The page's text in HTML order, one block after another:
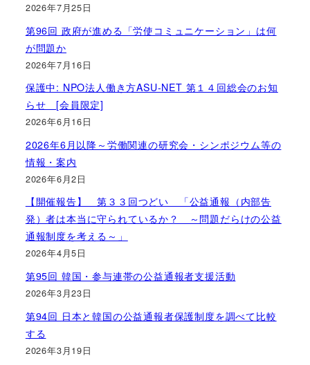
2026年7月25日
第96回 政府が進める「労使コミュニケーション」は何
が問題か
2026年7月16日
保護中: NPO法人働き方ASU-NET 第１４回総会のお知
らせ [会員限定]
2026年6月16日
2026年6月以降～労働関連の研究会・シンポジウム等の
情報・案内
2026年6月2日
【開催報告】 第３３回つどい 「公益通報（内部告
発）者は本当に守られているか？ ～問題だらけの公益
通報制度を考える～」
2026年4月5日
第95回 韓国・参与連帯の公益通報者支援活動
2026年3月23日
第94回 日本と韓国の公益通報者保護制度を調べて比較
する
2026年3月19日